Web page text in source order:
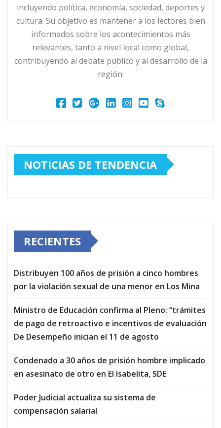
incluyendo política, economía, sociedad, deportes y
cultura. Su objetivo es mantener a los lectores bien
informados sobre los acontecimientos más
relevantes, tanto a nivel local como global,
contribuyendo al debate público y al desarrollo de la
región.
NOTICIAS DE TENDENCIA
RECIENTES
Distribuyen 100 años de prisión a cinco hombres
por la violación sexual de una menor en Los Mina
Ministro de Educación confirma al Pleno: “trámites
de pago de retroactivo e incentivos de evaluación
De Desempeño inician el 11 de agosto
Condenado a 30 años de prisión hombre implicado
en asesinato de otro en El Isabelita, SDE
Poder Judicial actualiza su sistema de
compensación salarial